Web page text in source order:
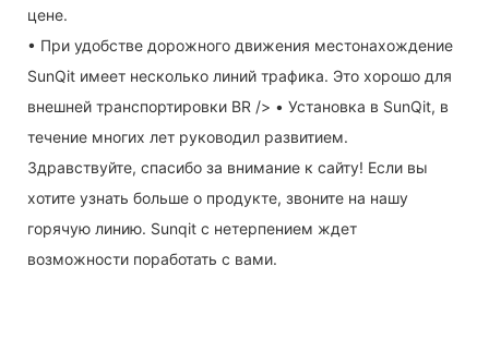
цене.
• При удобстве дорожного движения местонахождение
SunQit имеет несколько линий трафика. Это хорошо для
внешней транспортировки BR /> • Установка в SunQit, в
течение многих лет руководил развитием.
Здравствуйте, спасибо за внимание к сайту! Если вы
хотите узнать больше о продукте, звоните на нашу
горячую линию. Sunqit с нетерпением ждет
возможности поработать с вами.